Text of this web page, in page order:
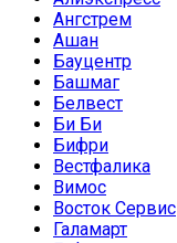
Ангстрем
Ашан
Бауцентр
Башмаг
Белвест
Би Би
Бифри
Вестфалика
Вимос
Восток Сервис
Галамарт